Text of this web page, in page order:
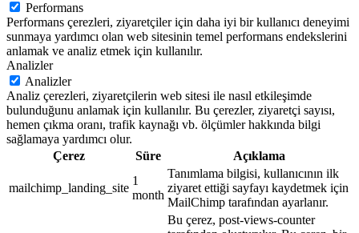
Performans
Performans çerezleri, ziyaretçiler için daha iyi bir kullanıcı deneyimi
sunmaya yardımcı olan web sitesinin temel performans endekslerini
anlamak ve analiz etmek için kullanılır.
Analizler
Analizler
Analiz çerezleri, ziyaretçilerin web sitesi ile nasıl etkileşimde
bulunduğunu anlamak için kullanılır. Bu çerezler, ziyaretçi sayısı,
hemen çıkma oranı, trafik kaynağı vb. ölçümler hakkında bilgi
sağlamaya yardımcı olur.
Çerez
Süre Açıklama
mailchimp_landing_site
1
month
Tanımlama bilgisi, kullanıcının ilk
ziyaret ettiği sayfayı kaydetmek için
MailChimp tarafından ayarlanır.
Bu çerez, post-views-counter